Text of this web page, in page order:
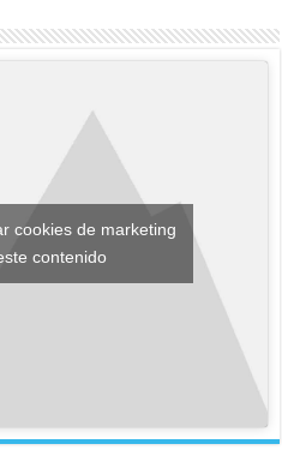
cookies de marketing
contenido